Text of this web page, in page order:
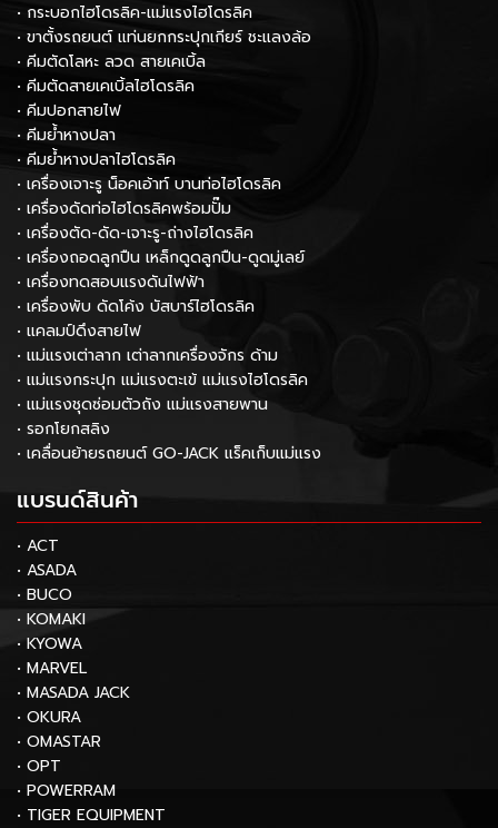
• กระบอกไฮโดรลิค-แม่แรงไฮโดรลิค
• ขาตั้งรถยนต์ แท่นยกกระปุกเกียร์ ชะแลงล้อ
• คีมตัดโลหะ ลวด สายเคเบิ้ล
• คีมตัดสายเคเบิ้ลไฮโดรลิค
• คีมปอกสายไฟ
• คีมย้ำหางปลา
• คีมย้ำหางปลาไฮโดรลิค
• เครื่องเจาะรู น็อคเอ้าท์ บานท่อไฮโดรลิค
• เครื่องดัดท่อไฮโดรลิคพร้อมปั๊ม
• เครื่องตัด-ดัด-เจาะรู-ถ่างไฮโดรลิค
• เครื่องถอดลูกปืน เหล็กดูดลูกปืน-ดูดมู่เลย์
• เครื่องทดสอบแรงดันไฟฟ้า
• เครื่องพับ ดัดโค้ง บัสบาร์ไฮโดรลิค
• แคลมป์ดึงสายไฟ
• แม่แรงเต่าลาก เต่าลากเครื่องจักร ด้าม
• แม่แรงกระปุก แม่แรงตะเข้ แม่แรงไฮโดรลิค
• แม่แรงชุดซ่อมตัวถัง แม่แรงสายพาน
• รอกโยกสลิง
• เคลื่อนย้ายรถยนต์ GO-JACK แร็คเก็บแม่แรง
แบรนด์สินค้า
• ACT
• ASADA
• BUCO
• KOMAKI
• KYOWA
• MARVEL
• MASADA JACK
• OKURA
• OMASTAR
• OPT
• POWERRAM
• TIGER EQUIPMENT